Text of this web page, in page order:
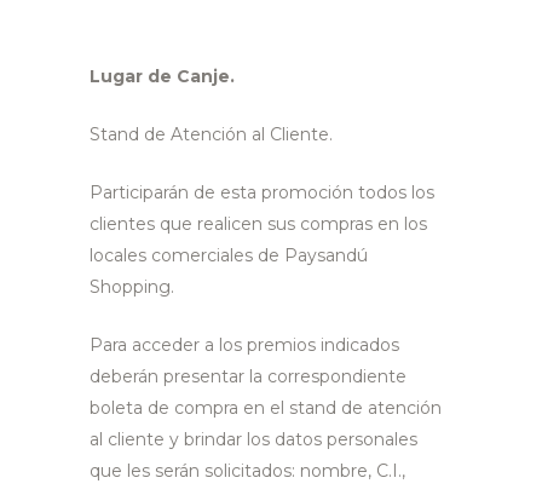
Lugar de Canje.
Stand de Atención al Cliente.
Participarán de esta promoción todos los
clientes que realicen sus compras en los
locales comerciales de Paysandú
Shopping.
Para acceder a los premios indicados
deberán presentar la correspondiente
boleta de compra en el stand de atención
al cliente y brindar los datos personales
que les serán solicitados: nombre, C.I.,